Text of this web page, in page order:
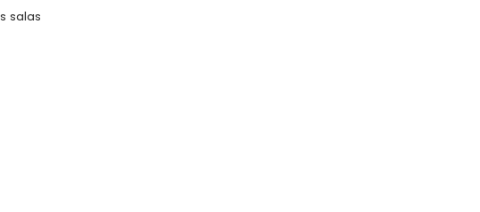
salas